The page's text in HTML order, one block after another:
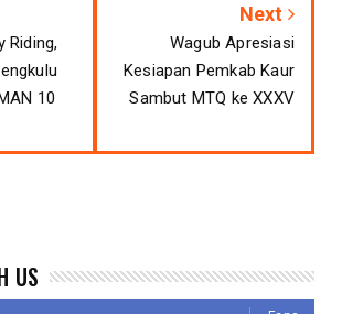
Riding,
10
Next
Wagub Apresiasi
Kesiapan Pemkab Kaur
Sambut MTQ ke XXXV
US